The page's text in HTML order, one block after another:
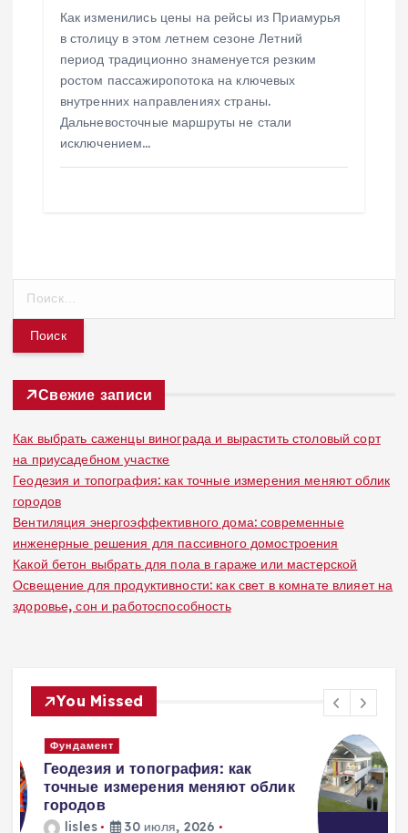
Как изменились цены на рейсы из Приамурья
в столицу в этом летнем сезоне Летний
период традиционно знаменуется резким
ростом пассажиропотока на ключевых
внутренних направлениях страны.
Дальневосточные маршруты не стали
исключением…
т
Свежие записи
Как выбрать саженцы винограда и вырастить столовый сорт
на приусадебном участке
Геодезия и топография: как точные измерения меняют облик
городов
Вентиляция энергоэффективного дома: современные
инженерные решения для пассивного домостроения
Какой бетон выбрать для пола в гараже или мастерской
Освещение для продуктивности: как свет в комнате влияет на
здоровье, сон и работоспособность
You Missed
Вентиляция
энергоэффективного дома:
современные инженерные
решения для пассивного